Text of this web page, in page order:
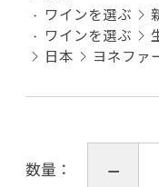
ワインを選ぶ
ワインを選ぶ
日本
ヨネファ
数量：